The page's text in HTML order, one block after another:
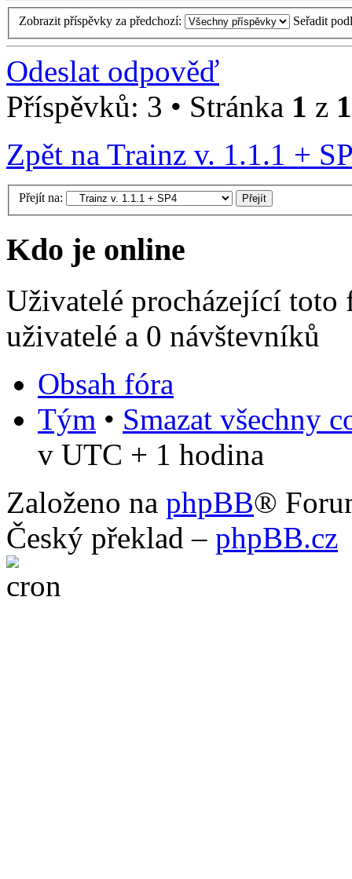
Zobrazit příspěvky za předchozí: Seřadit
Odeslat odpověď
Příspěvků: 3 • Stránka 1 z 1
Zpět na Trainz v. 1.1.1 +
Přejít na:
Kdo je online
Uživatelé procházející
uživatelé a 0 návštevníků
Obsah fóra
Tým • Smazat všechny
v UTC + 1 hodina
Založeno na phpBB®
Český překlad – phpBB.cz